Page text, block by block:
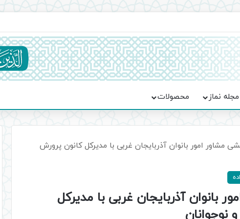
حماسه، استقامت و تمدن‌سازی امت اسلامی
مجله نماز محصولات
امور بانوان آذربایجان غربی با مدیرکل کانون پرورش
آذربایجان غربی با مدیرکل
نوجوانان